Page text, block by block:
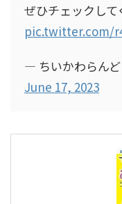
ぜひチェックして
pic.twitter.com/
— ちいかわらん
June 17, 2023